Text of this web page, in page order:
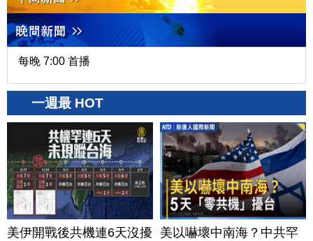
每晚 7:00 首播
一週最 HOT
美伊開戰後共機連6天沒擾
美以嚇壞中南海？中共罕